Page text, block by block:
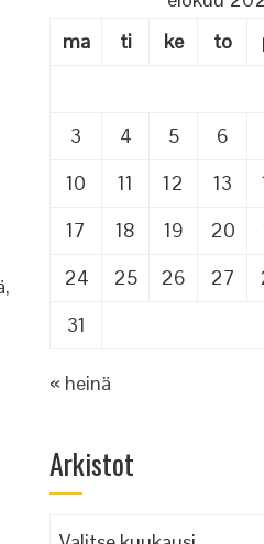
ma
ti ke to
3
4 5 6
10
11 12 13
17
18 19 20
24
25 26 27
31
« heinä
Arkistot
Arkistot